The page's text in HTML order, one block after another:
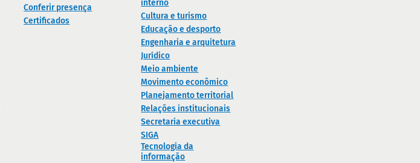
Conferir presença
Certificados
interno
Cultura e turismo
Educação e desporto
Engenharia e arquitetura
Jurídico
Meio ambiente
Movimento econômico
Planejamento territorial
Relações institucionais
Secretaria executiva
SIGA
Tecnologia da
informação